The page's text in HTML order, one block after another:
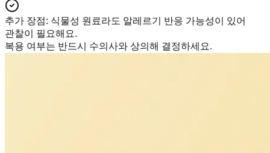
추가 장점: 식물성 원료라도 알레르기 반응 가능성이 있어
관찰이 필요해요.
복용 여부는 반드시 수의사와 상의해 결정하세요.